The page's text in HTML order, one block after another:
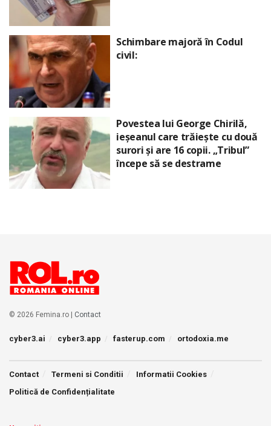
Schimbare majoră în Codul
civil:
Povestea lui George Chirilă,
ieșeanul care trăiește cu două
surori și are 16 copii. „Tribul”
începe să se destrame
© 2026 Femina.ro | Contact
cyber3.ai cyber3.app fasterup.com ortodoxia.me
Contact Termeni si Conditii
Informatii Cookies
Politică de Confidențialitate